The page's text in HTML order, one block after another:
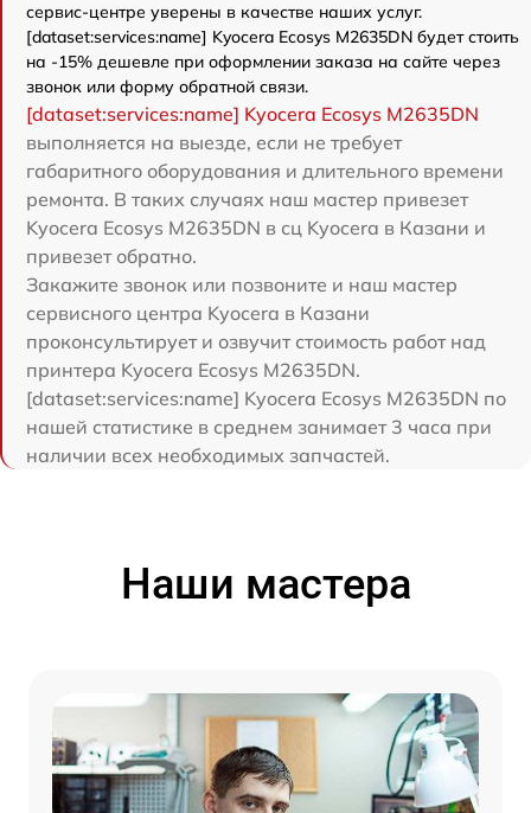
сервис-центре уверены в качестве наших услуг.
[dataset:services:name] Kyocera Ecosys M2635DN будет стоить
на -15% дешевле при оформлении заказа на сайте через
звонок или форму обратной связи.
[dataset:services:name] Kyocera Ecosys M2635DN
выполняется на выезде, если не требует
габаритного оборудования и длительного времени
ремонта. В таких случаях наш мастер привезет
Kyocera Ecosys M2635DN в сц Kyocera в Казани и
привезет обратно.
Закажите звонок или позвоните и наш мастер
сервисного центра Kyocera в Казани
проконсультирует и озвучит стоимость работ над
принтера Kyocera Ecosys M2635DN.
[dataset:services:name] Kyocera Ecosys M2635DN по
нашей статистике в среднем занимает 3 часа при
наличии всех необходимых запчастей.
Наши мастера